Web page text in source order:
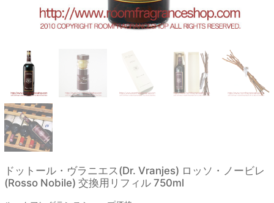
ドットール・ヴラニエス(Dr. Vranjes) ロッソ・ノービレ
(Rosso Nobile) 交換用リフィル 750ml